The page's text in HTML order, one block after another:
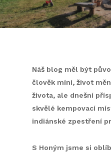
Náš blog měl být
člověk míní, život
života, ale dnešní
skvělé kempovací
indiánské zpestření
S Honým jsme si